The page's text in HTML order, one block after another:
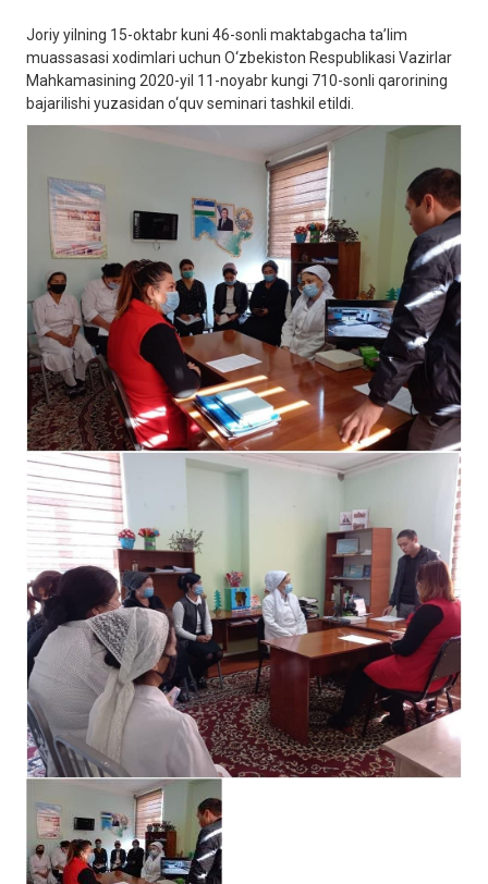
Joriy yilning 15-oktabr kuni 46-sonli maktabgacha ta’lim
muassasasi xodimlari uchun O‘zbekiston Respublikasi Vazirlar
Mahkamasining 2020-yil 11-noyabr kungi 710-sonli qarorining
bajarilishi yuzasidan o‘quv seminari tashkil etildi.